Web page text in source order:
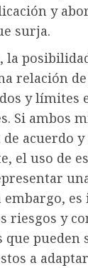
y
surja.
la
relación
y límites
Si ambos
acuerdo
el uso de
embargo,
riesgos y
que pueden
a